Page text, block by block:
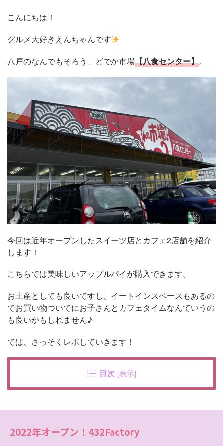
こんにちは！
グルメ大好きえんちゃんです
八戸のなんでもそろう、どでか市場【八食センター】。
今回は近年オープンしたスイーツ店とカフェ2店舗を紹介
します！
こちらでは美味しいアップルパイが購入できます。
お土産としても良いですし、イートインスペースもあるの
でお買い物ついでにお子さんとカフェタイムなんていうの
も良いかもしれません♪
では、さっそくレポしていきます！
目次 [表示]
2022年オープン！432Factory